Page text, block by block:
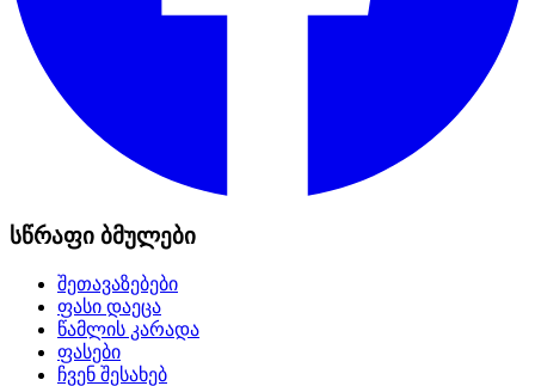
სწრაფი ბმულები
შეთავაზებები
ფასი დაეცა
წამლის კარადა
ფასები
ჩვენ შესახებ